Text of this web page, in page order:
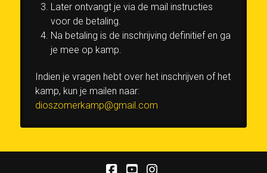
Later ontvangt je via de mail instructies
voor de betaling.
Na betaling is de inschrijving definitief en ga
je mee op kamp.
Indien je vragen hebt over het inschrijven of het
kamp, kun je mailen naar:
dioszomerkamp@gmail.com